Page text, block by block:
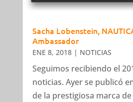
Sacha Lobenstein,
Ambassador
ENE 8, 2018| NOTICIAS
Seguimos recibiendo el
noticias. Ayer se publicó
de la prestigiosa marca de